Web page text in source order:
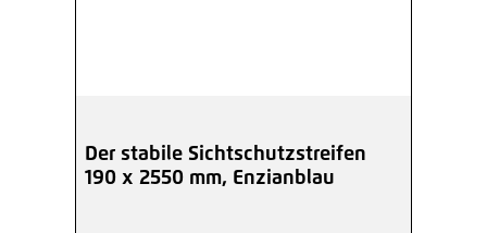
Der stabile Sichtschutzstreifen
190 x 2550 mm, Enzianblau